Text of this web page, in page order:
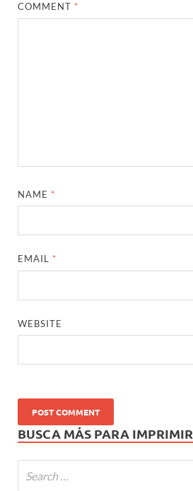
COMMENT *
NAME *
EMAIL *
WEBSITE
BUSCA MÁS PARA IMPRIMIR